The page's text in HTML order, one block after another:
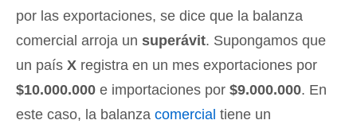
por las exportaciones, se dice que la balanza
comercial arroja un superávit. Supongamos que
un país X registra en un mes exportaciones por
$10.000.000 e importaciones por $9.000.000. En
este caso, la balanza comercial tiene un